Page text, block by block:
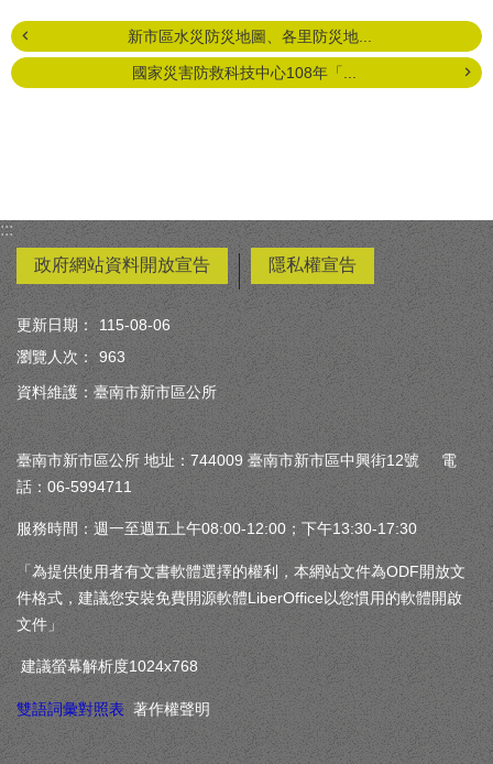
新市區水災防災地圖、各里防災地...
國家災害防救科技中心108年「...
:::
政府網站資料開放宣告
隱私權宣告
更新日期：
115-08-06
瀏覽人次：
963
資料維護：臺南市新市區公所
臺南市新市區公所 地址：744009 臺南市新市區中興街12號 電
話：06-5994711
服務時間：週一至週五上午08:00-12:00；下午13:30-17:30
「為提供使用者有文書軟體選擇的權利，本網站文件為ODF開放文
件格式，建議您安裝免費開源軟體LiberOffice以您慣用的軟體開啟
文件」
建議螢幕解析度1024x768
雙語詞彙對照表 著作權聲明